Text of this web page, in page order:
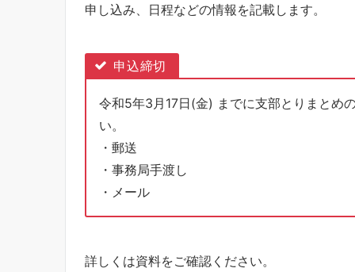
申し込み、日程などの情報を記載します。
申込締切
令和5年3月17日(金) までに支部とりまとめ
い。
・郵送
・事務局手渡し
・メール
詳しくは資料をご確認ください。